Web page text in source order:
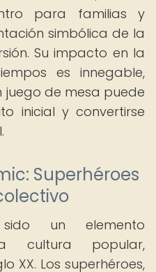
para familias y
simbólica de la
Su impacto en la
es innegable,
de mesa puede
inicial y convertirse
Superhéroes
un elemento
cultura popular,
XX. Los superhéroes,